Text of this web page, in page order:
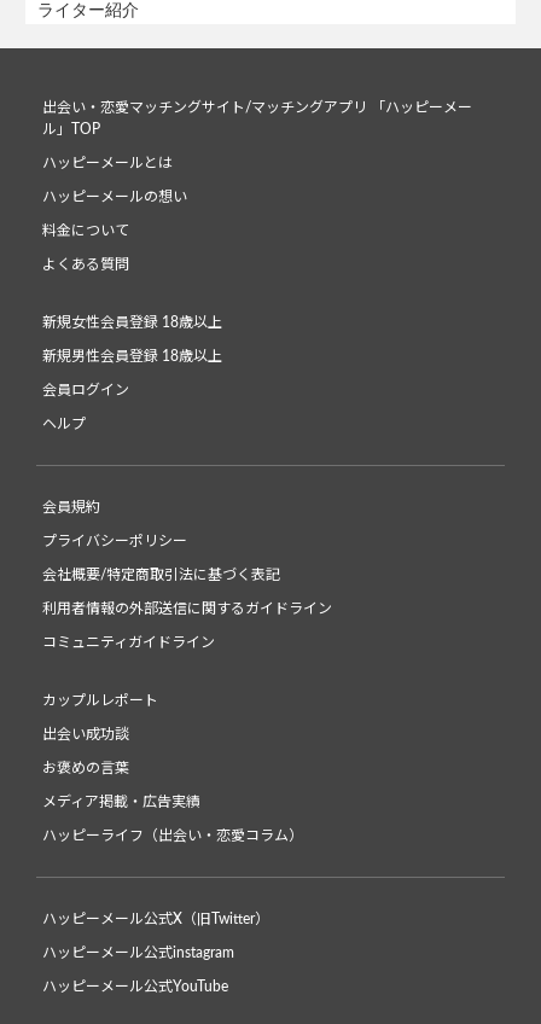
ライター紹介
出会い・恋愛マッチングサイト/マッチングアプリ 「ハッピーメー
ル」TOP
ハッピーメールとは
ハッピーメールの想い
料金について
よくある質問
新規女性会員登録 18歳以上
新規男性会員登録 18歳以上
会員ログイン
ヘルプ
会員規約
プライバシーポリシー
会社概要/特定商取引法に基づく表記
利用者情報の外部送信に関するガイドライン
コミュニティガイドライン
カップルレポート
出会い成功談
お褒めの言葉
メディア掲載・広告実績
ハッピーライフ（出会い・恋愛コラム）
ハッピーメール公式X（旧Twitter）
ハッピーメール公式instagram
ハッピーメール公式YouTube